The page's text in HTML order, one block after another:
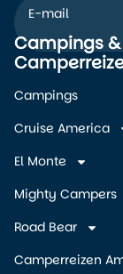
Campings &
Campings
Cruise America
El Monte
Mighty Campers
Road Bear
Camperreizen
Alternative: